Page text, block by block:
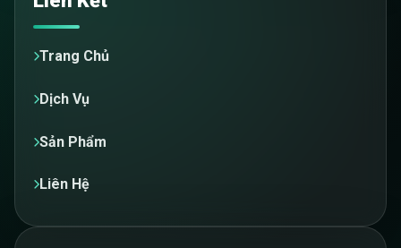
Trang Chủ
Dịch Vụ
Sản Phẩm
Liên Hệ